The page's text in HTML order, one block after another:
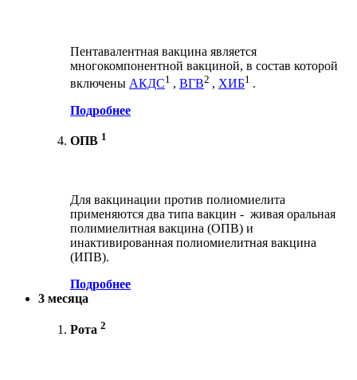
Пентавалентная вакцина является
многокомпонентной вакциной, в состав которой
включены АКДС1 , ВГВ2 , ХИБ1 .
Подробнее
ОПВ 1
Для вакцинации против полиомиелита
применяются два типа вакцин - живая оральная
полимиелитная вакцина (ОПВ) и
инактивированная полиомиелитная вакцина
(ИПВ).
Подробнее
3 месяца
Рота 2